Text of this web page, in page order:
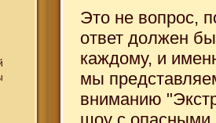
Это не вопрос,
ответ должен
каждому, и
мы
вниманию
шоу с опасными